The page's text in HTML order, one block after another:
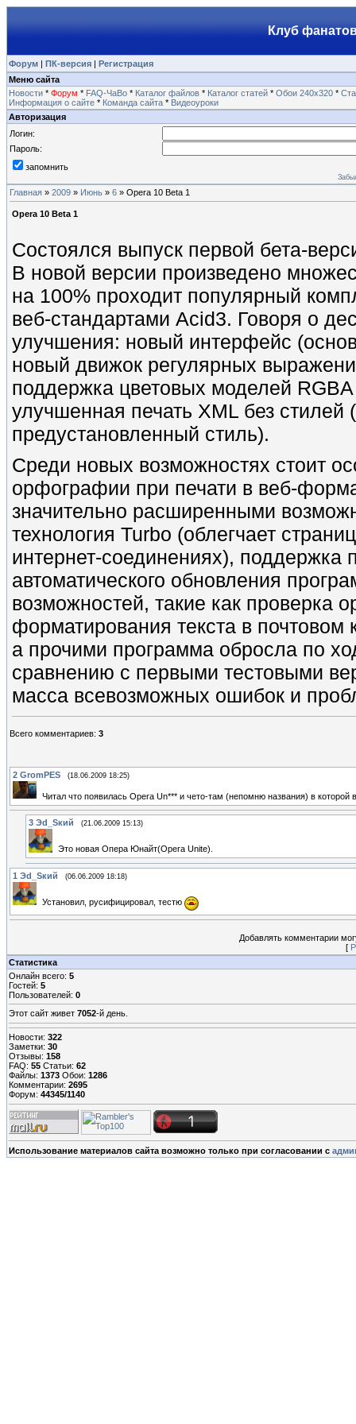
Клуб
Форум | ПК-версия | Регистрация
Меню сайта
Новости * Форум * FAQ-ЧаВо * Каталог файлов * Каталог статей * Обои 240х320 *
Информация о сайте * Команда сайта * Видеоуроки
Авторизация
Логин:
Пароль:
запомнить
Главная » 2009 » Июнь » 6 » Opera 10 Beta 1
Opera 10 Beta 1
Состоялся выпуск первой бета-
В новой версии произведено
на 100% проходит популярный
веб-стандартами Acid3. Говоря о
улучшения: новый интерфейс
новый движок регулярных
поддержка цветовых моделей
улучшенная печать XML без стилей
предустановленный стиль).
Среди новых возможностях стоит
орфографии при печати в веб-
значительно расширенными
технология Turbo (облегчает
интернет-соединениях), поддержка
автоматического обновления
возможностей, такие как
форматирования текста в
а прочими программа обросла по
сравнению с первыми тестовыми
масса всевозможных ошибок и
Всего комментариев: 3
2 GromPES (18.06.2009 18:25)
Читал что появилась Opera Un*** и чето-там (непомню названия) в
3 Эd_Sкий (21.06.2009 15:13)
Это новая Опера Юнайт(Opera Unite).
1 Эd_Sкий (06.06.2009 18:18)
Установил, русифицировал, тестю
Добавлять комментарии
[
Статистика
Онлайн всего: 5
Гостей: 5
Пользователей: 0
Этот сайт живет 7052-й день.
Новости: 322
Заметки: 30
Отзывы: 158
FAQ: 55 Статьи: 62
Файлы: 1373 Обои: 1286
Комментарии: 2695
Форум: 44345/1140
Использование материалов сайта возможно только при согласовании с